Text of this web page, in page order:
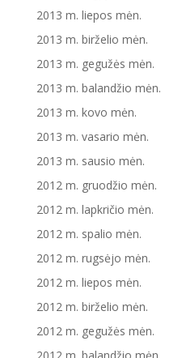
2013 m. liepos mėn.
2013 m. birželio mėn.
2013 m. gegužės mėn.
2013 m. balandžio mėn.
2013 m. kovo mėn.
2013 m. vasario mėn.
2013 m. sausio mėn.
2012 m. gruodžio mėn.
2012 m. lapkričio mėn.
2012 m. spalio mėn.
2012 m. rugsėjo mėn.
2012 m. liepos mėn.
2012 m. birželio mėn.
2012 m. gegužės mėn.